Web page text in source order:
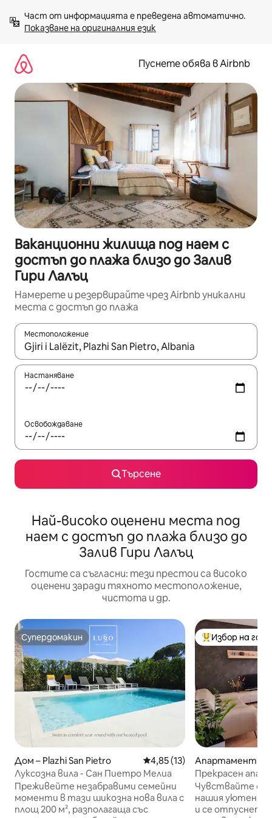
към
съдържанието
Показване на оригиналния език
Пуснете обява в Airbnb
Ваканционни жилища под наем с
достъп до плажа близо до Залив
Гири Лалъц
Намерете и резервирайте чрез Airbnb уникални
места с достъп до плажа
Местоположение
Когато резултатите се покажат, използвайте
Настаняване
Освобождаване
Търсене
Най-високо оценени места под
наем с достъп до плажа близо до
Залив Гири Лалъц
Гостите са съгласни: тези престои са високо
оценени заради тяхното местоположение,
чистота и др.
Супердомакин
Супердомакин
Дом – Plazhi San Pietro Средна оценка: 4,85 от 5,
4,85 (13)
Луксозна вила - Сан Пиетро Мелиа
Преживейте незабравими семейни
моменти в тази шикозна нова вила с
площ 200 м², разполагаща със
Най-популярен
Избор на
Апартамент –
etro
Прекрасен
Hotel &
Чувствайте се
нашия уютен,
и се отпуснете